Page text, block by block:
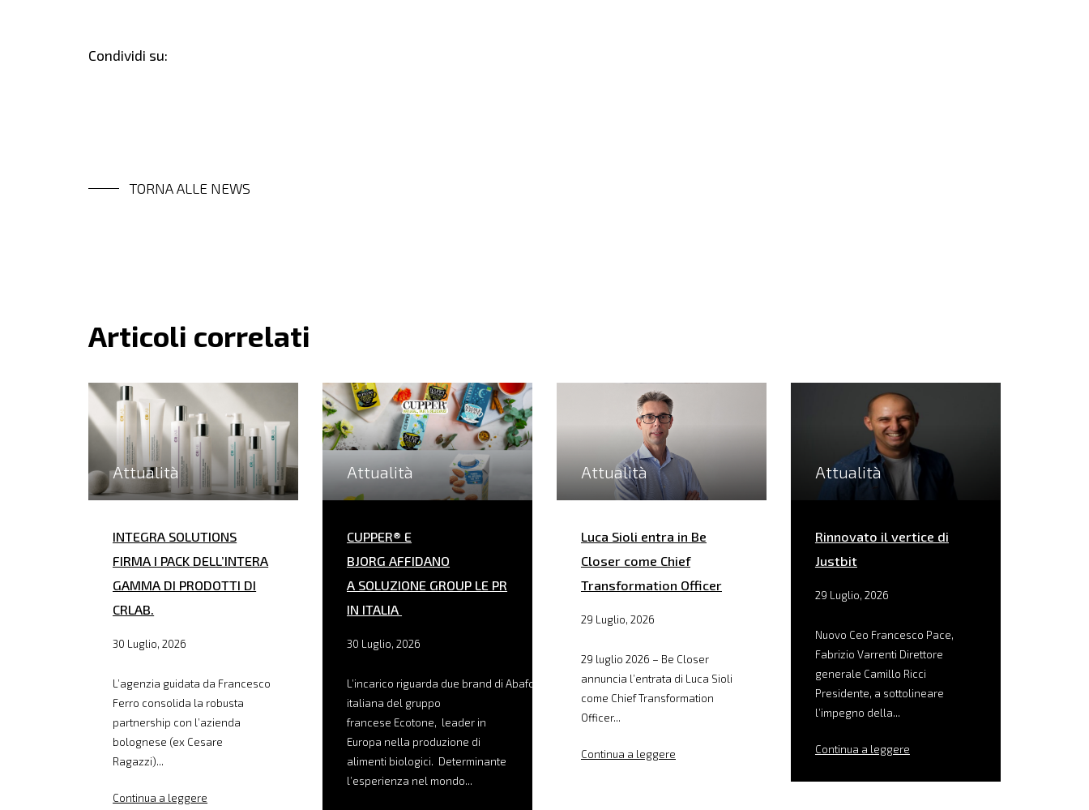
Condividi su:
TORNA ALLE NEWS
Articoli correlati
Attualità
INTEGRA SOLUTIONS
FIRMA I PACK DELL’INTERA
GAMMA DI PRODOTTI DI
CRLAB.
30 Luglio, 2026
L’agenzia guidata da Francesco
Ferro consolida la robusta
partnership con l’azienda
bolognese (ex Cesare
Ragazzi)...
Continua a leggere
Attualità
CUPPER® E
BJORG AFFIDANO
A SOLUZIONE GROUP LE PR
IN ITALIA
30 Luglio, 2026
L’incarico riguarda due brand di Abafoods, filiale
italiana del gruppo
francese Ecotone, leader in
Europa nella produzione di
alimenti biologici. Determinante
l’esperienza nel mondo...
Attualità
Luca Sioli entra in Be
Closer come Chief
Transformation Officer
29 Luglio, 2026
29 luglio 2026 – Be Closer
annuncia l’entrata di Luca Sioli
come Chief Transformation
Officer...
Continua a leggere
Attualità
Rinnovato il vertice di
Justbit
29 Luglio, 2026
Nuovo Ceo Francesco Pace,
Fabrizio Varrenti Direttore
generale Camillo Ricci
Presidente, a sottolineare
l’impegno della...
Continua a leggere